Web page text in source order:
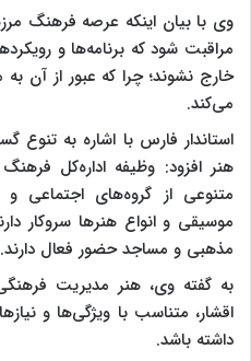
وی با بیان اینکه عرصه فرهنگ
مراقبت شود که برنامه‌ها و
خارج نشوند؛ چرا که عبور از آن
می‌کند.
استاندار فارس با اشاره به
هنر افزود: وظیفه اداره‌کل
متنوعی از گروه‌های اجتماعی
موسیقی و انواع هنرها سروکار
مذهبی و مساجد حضور فعال دارند.
به گفته وی، هنر مدیریت
اقشار، متناسب با ویژگی‌ها و
داشته باشد.